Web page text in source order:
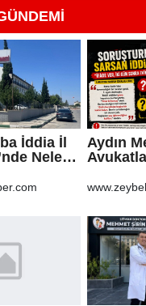
İddia İl
Neler
Aydın